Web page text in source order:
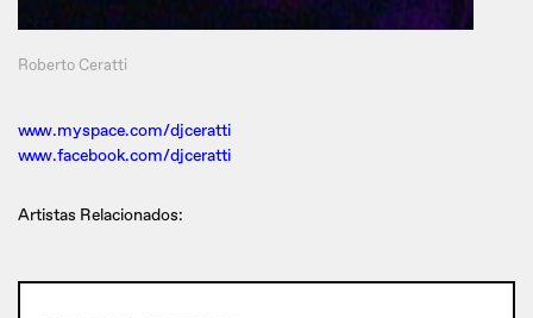
Roberto Ceratti
www.myspace.com/djceratti
www.facebook.com/djceratti
Artistas Relacionados: